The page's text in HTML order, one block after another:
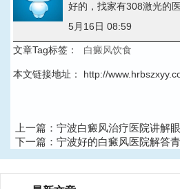
好的，找家有308激光的
5月16日 08:59
文章Tag标签：
白癜风饮食
本文链接地址： http://
上一篇： 宁波白癜风治疗医院讲解
下一篇： 宁波好的白癜风医院解答